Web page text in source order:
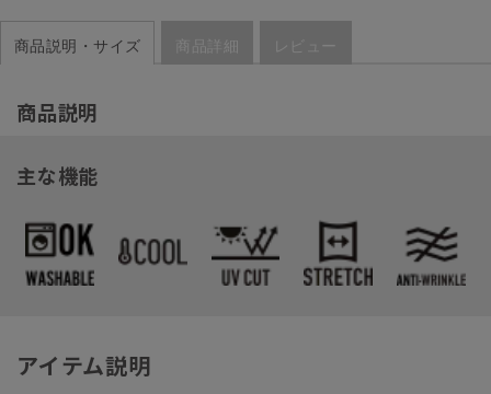
商品説明・サイズ 商品詳細 レビュー
商品説明
主な機能
アイテム説明